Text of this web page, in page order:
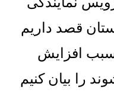
قصد داریم
افزایش
را بیان کنیم